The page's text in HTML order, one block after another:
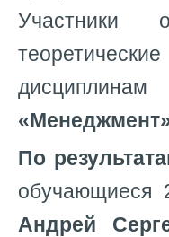
Участники
По
обучающиеся
Андрей